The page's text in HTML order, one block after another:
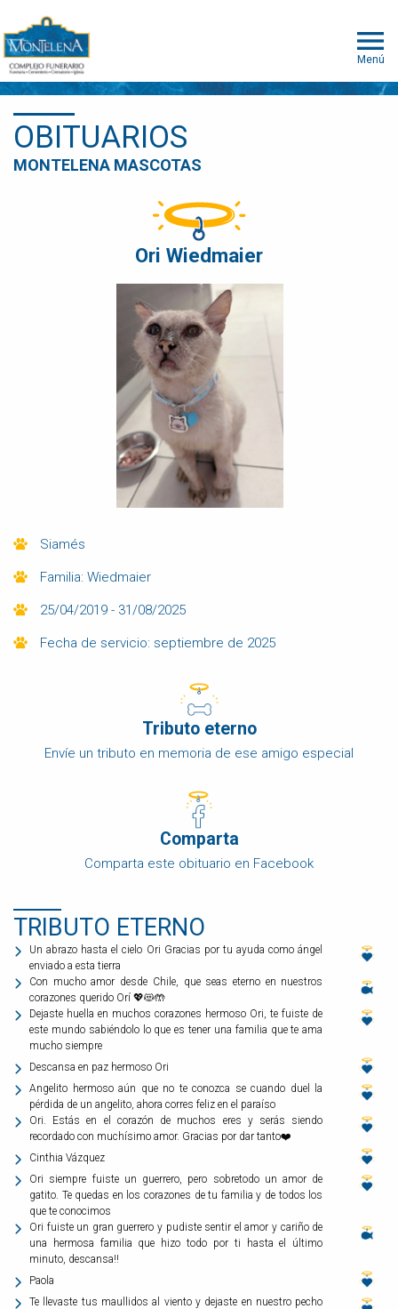
Menú
OBITUARIOS
MONTELENA MASCOTAS
Ori Wiedmaier
Siamés
Familia: Wiedmaier
25/04/2019 - 31/08/2025
Fecha de servicio: septiembre de 2025
Tributo eterno
Envíe un tributo en memoria de ese amigo especial
Comparta
Comparta este obituario en Facebook
TRIBUTO ETERNO
Un abrazo hasta el cielo Ori Gracias por tu ayuda como ángel
enviado a esta tierra
Con mucho amor desde Chile, que seas eterno en nuestros
corazones querido Orí 💖😻🤲
Dejaste huella en muchos corazones hermoso Ori, te fuiste de
este mundo sabiéndolo lo que es tener una familia que te ama
mucho siempre
Descansa en paz hermoso Ori
Angelito hermoso aún que no te conozca se cuando duel la
pérdida de un angelito, ahora corres feliz en el paraíso
Ori. Estás en el corazón de muchos eres y serás siendo
recordado con muchísimo amor. Gracias por dar tanto❤️
Cinthia Vázquez
Ori siempre fuiste un guerrero, pero sobretodo un amor de
gatito. Te quedas en los corazones de tu familia y de todos los
que te conocimos
Ori fuiste un gran guerrero y pudiste sentir el amor y cariño de
una hermosa familia que hizo todo por ti hasta el último
minuto, descansa!!
Paola
Te llevaste tus maullidos al viento y dejaste en nuestro pecho